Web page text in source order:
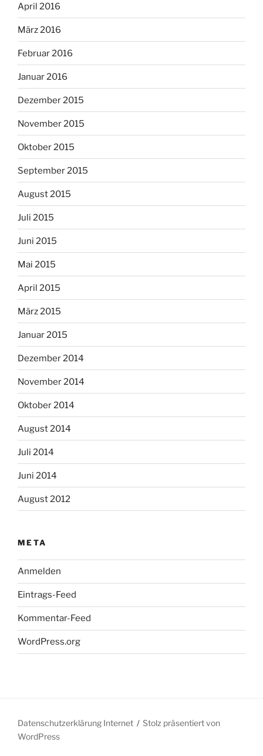
April 2016
März 2016
Februar 2016
Januar 2016
Dezember 2015
November 2015
Oktober 2015
September 2015
August 2015
Juli 2015
Juni 2015
Mai 2015
April 2015
März 2015
Januar 2015
Dezember 2014
November 2014
Oktober 2014
August 2014
Juli 2014
Juni 2014
August 2012
META
Anmelden
Eintrags-Feed
Kommentar-Feed
WordPress.org
Datenschutzerklärung Internet
Stolz präsentiert von
WordPress